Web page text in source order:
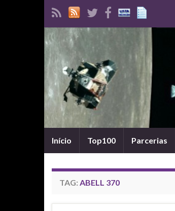
Início Top100 Parcerias
TAG: ABELL 370